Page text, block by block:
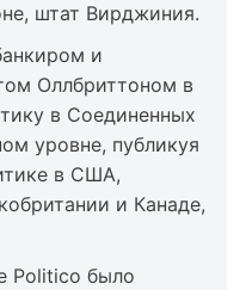
штат Вирджиния.
и
Оллбриттоном в
в Соединенных
уровне, публикуя
в США,
и Канаде,
Politico было